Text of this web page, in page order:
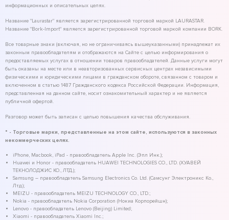
информационных и описательных целях.
Название "Laurastar" является зарегистрированной торговой маркой LAURASTAR.
Название "Bork-Import" является зарегистрированной торговой маркой компании BORK.
Все товарные знаки (включая, но не ограничиваясь вышеуказанными) принадлежат их
законным правообладателям и отображаются на Сайте с целью информирования о
предоставляемых услугах в отношении товаров правообладателей. Данные услуги могут
быть оказаны на месте или в неавторизованных сервисных центрах независимыми
физическими и юридическими лицами в гражданском обороте, связанном с товаром и
включенном в статью 1487 Гражданского кодекса Российской Федерации. Информация,
представленная на данном сайте, носит ознакомительный характер и не является
публичной офертой.
Разговор может быть записан с целью повышения качества обслуживания.
* - Торговые марки, представленные на этом сайте, используются в законных
некоммерческих целях.
iPhone, Macbook, iPad - правообладатель Apple Inc. (Эпл Инк.);
Huawei и Honor - правообладатель HUAWEI TECHNOLOGIES CO., LTD. (ХУАВЕЙ
ТЕКНОЛОДЖИС КО., ЛТД.);
Samsung – правообладатель Samsung Electronics Co. Ltd. (Самсунг Электроникс Ко.,
Лтд.);
MEIZU - правообладатель MEIZU TECHNOLOGY CO., LTD.;
Nokia - правообладатель Nokia Corporation (Нокиа Корпорейшн);
Lenovo - правообладатель Lenovo (Beijing) Limited;
Xiaomi - правообладатель Xiaomi Inc.;